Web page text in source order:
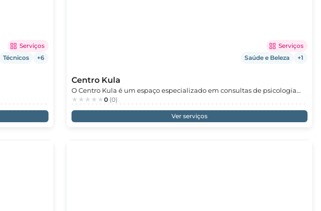
Serviços
Técnicos
+6
Serviços
Saúde e Beleza
+1
Centro Kula
O Centro Kula é um espaço especializado em consultas de psicologia
para crianças, jovens e famílias, dedicado à promoção da saúde
acompanhamento psicológico adaptado às diferentes fases do
0 (0)
Ver serviços